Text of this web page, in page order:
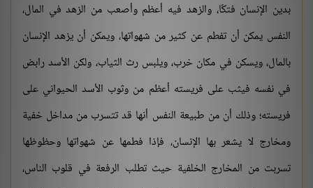
بدين الإنسان فتكًا، والزهد فيه أعظم وأصعب من الزهد في المال،
النفس يمكن أن تفطم عن كثير من شهواتها، ويمكن أن يزهد الإنسان
بالمال، ويسكن في مكان خرب، ويلبس رث الثياب، ولكن الأسد رابض
في نفسه فيثب على فريسته أعظم من وثوب الأسد الحيواني على
فريسته؛ وذلك أن من طبيعة النفس أنها قد تتسرب من مداخل خفية
ومخارج لا يشعر بها الإنسان، فإذا فطمها عن شهواتها وحظوظها
تسربت من المخارج الخلفية حيث تطلب الرفعة في قلوب الناس،